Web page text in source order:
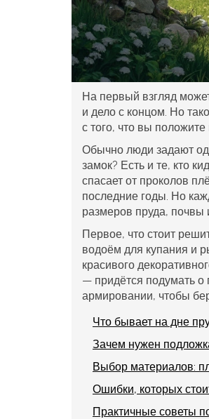
На первый взгляд
и дело с концом. Но
с того, что вы положите
Обычно люди задают
замок? Есть и те, кто
спасает от проколов
последние годы. Но
размеров пруда, почвы
Первое, что стоит
водоём для купания и
красивого
— придётся подумать о
армировании, чтобы
Что бывает на дне
Зачем нужен
Выбор материалов:
Ошибки, которых
Практичные советы